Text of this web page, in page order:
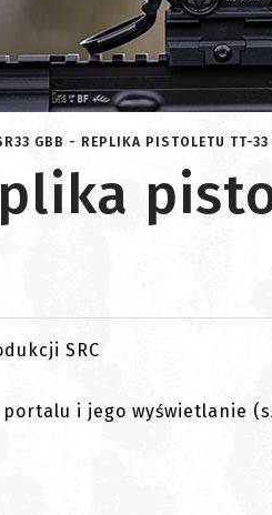
GBB - REPLIKA PISTOLETU TT-33
i jego wyświetlanie